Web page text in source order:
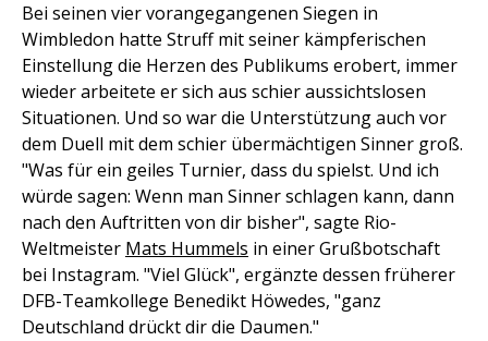
Bei seinen vier vorangegangenen Siegen in
Wimbledon hatte Struff mit seiner kämpferischen
Einstellung die Herzen des Publikums erobert, immer
wieder arbeitete er sich aus schier aussichtslosen
Situationen. Und so war die Unterstützung auch vor
dem Duell mit dem schier übermächtigen Sinner groß.
"Was für ein geiles Turnier, dass du spielst. Und ich
würde sagen: Wenn man Sinner schlagen kann, dann
nach den Auftritten von dir bisher", sagte Rio-
Weltmeister Mats Hummels in einer Grußbotschaft
bei Instagram. "Viel Glück", ergänzte dessen früherer
DFB-Teamkollege Benedikt Höwedes, "ganz
Deutschland drückt dir die Daumen."